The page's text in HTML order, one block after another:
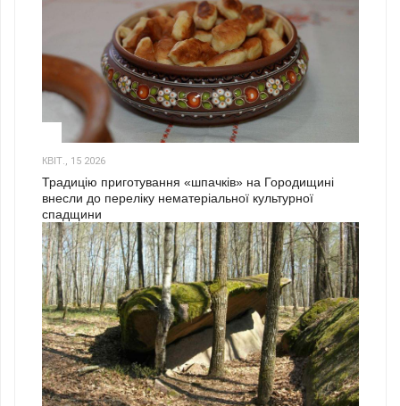
КВІТ., 15 2026
Традицію приготування «шпачків» на Городищині
внесли до переліку нематеріальної культурної
спадщини